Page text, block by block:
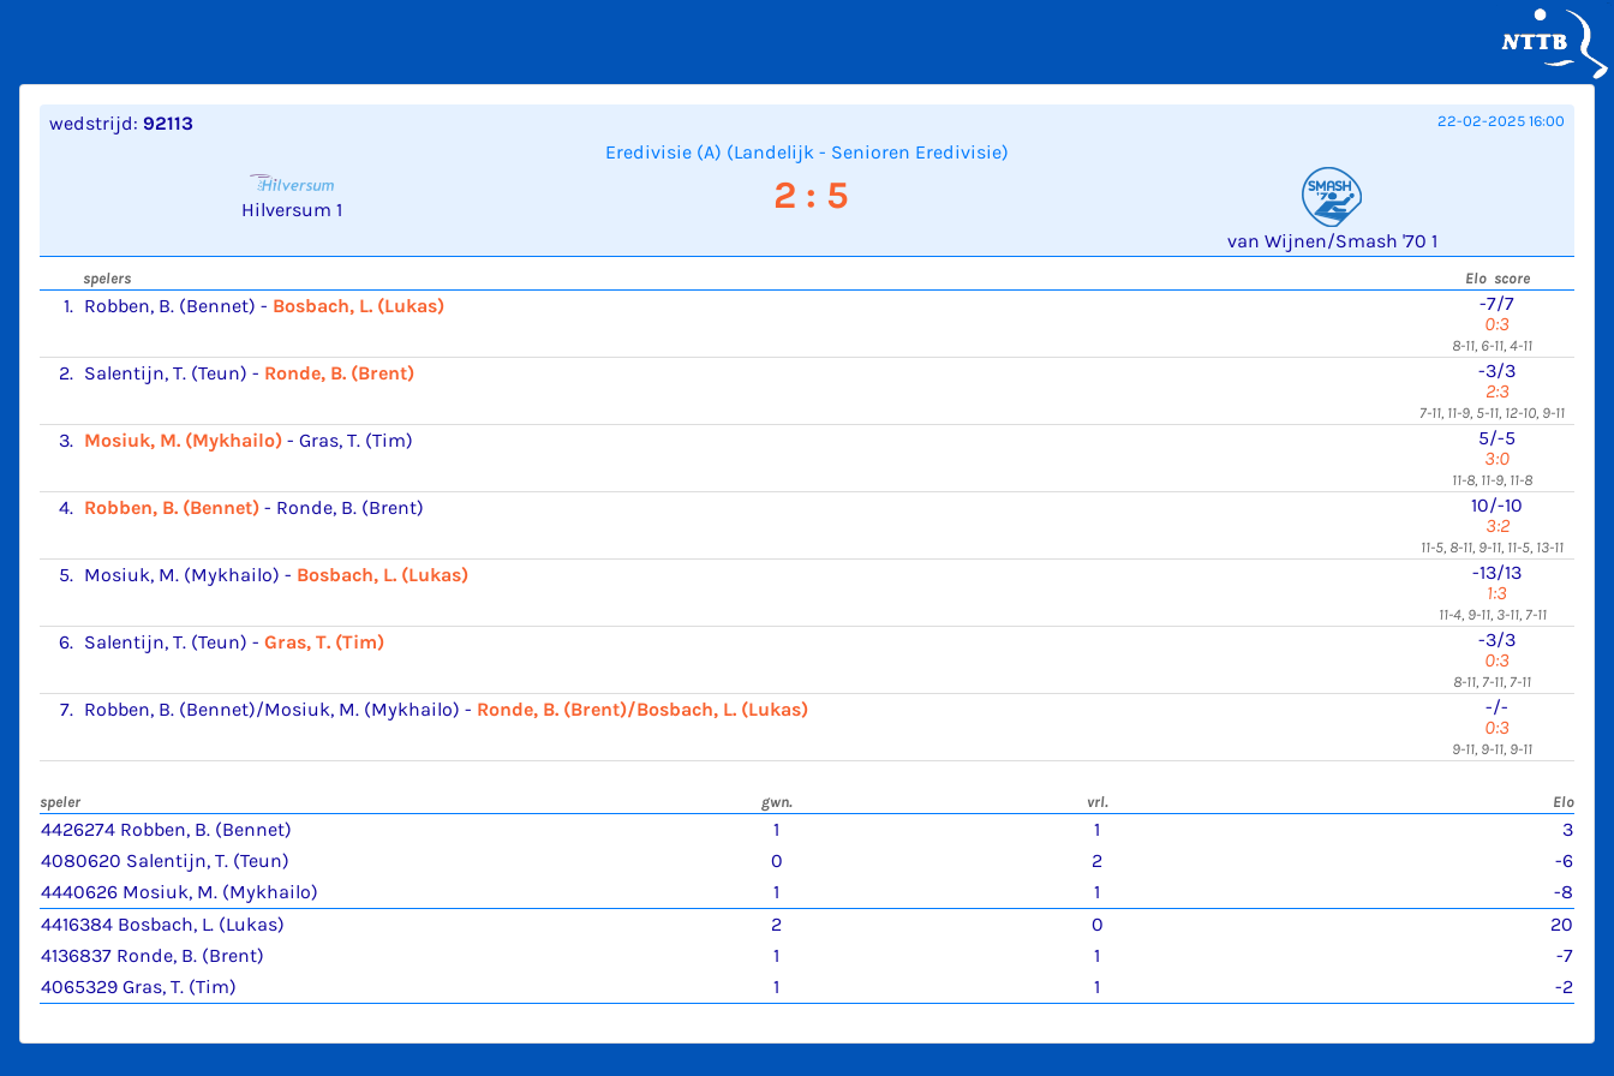
wedstrijd: 92113 22-02-2025 16:00
Eredivisie (A) (Landelijk - Senioren Eredivisie)
Hilversum 1 2 : 5
van Wijnen/Smash '70 1
spelers Elo score
1. Robben, B. (Bennet) - Bosbach, L. (Lukas)
-7/7
0:3
8-11, 6-11, 4-11
2. Salentijn, T. (Teun) - Ronde, B. (Brent)
-3/3
2:3
7-11, 11-9, 5-11, 12-10, 9-11
3. Mosiuk, M. (Mykhailo) - Gras, T. (Tim)
5/-5
3:0
11-8, 11-9, 11-8
4. Robben, B. (Bennet) - Ronde, B. (Brent)
10/-10
3:2
11-5, 8-11, 9-11, 11-5, 13-11
5. Mosiuk, M. (Mykhailo) - Bosbach, L. (Lukas)
-13/13
1:3
11-4, 9-11, 3-11, 7-11
6. Salentijn, T. (Teun) - Gras, T. (Tim)
-3/3
0:3
8-11, 7-11, 7-11
7. Robben, B. (Bennet)/Mosiuk, M. (Mykhailo) - Ronde, B. (Brent)/Bosbach, L. (Lukas)
-/-
0:3
9-11, 9-11, 9-11
speler gwn. vrl. Elo
4426274 Robben, B. (Bennet) 1 1
3
4080620 Salentijn, T. (Teun)
0 2
-6
4440626 Mosiuk, M. (Mykhailo)
1 1
-8
4416384 Bosbach, L. (Lukas)
2 0
20
4136837 Ronde, B. (Brent)
1 1
-7
4065329 Gras, T. (Tim)
1 1 -2